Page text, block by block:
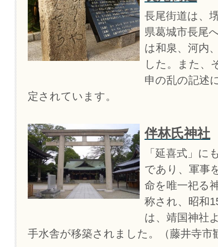
長尾街道は、
県葛城市長尾
は和泉、河内
した。また、
申の乱の記述
定されています。
伴林氏神社
「延喜式」に
であり、軍事
命を唯一祀る
称され、昭和
は、靖国神社
手水舎が移築されました。（藤井寺市